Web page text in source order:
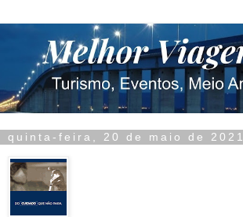
quinta-feira, 20 de maio de 2021